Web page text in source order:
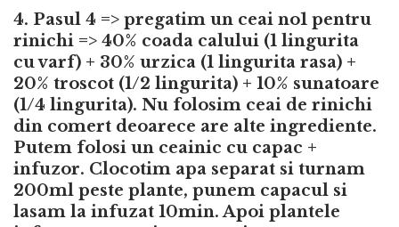
4. Pasul 4 => pregatim un ceai no1 pentru
rinichi => 40% coada calului (1 lingurita
cu varf) + 30% urzica (1 lingurita rasa) +
20% troscot (1/2 lingurita) + 10% sunatoare
(1/4 lingurita). Nu folosim ceai de rinichi
din comert deoarece are alte ingrediente.
Putem folosi un ceainic cu capac +
infuzor. Clocotim apa separat si turnam
200ml peste plante, punem capacul si
lasam la infuzat 10min. Apoi plantele